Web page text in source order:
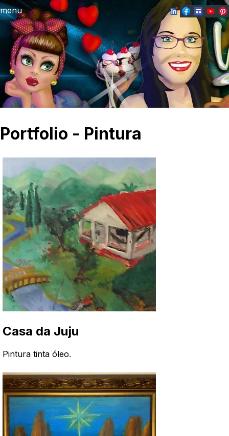
menu
Portfolio - Pintura
Casa da Juju
Pintura tinta óleo.